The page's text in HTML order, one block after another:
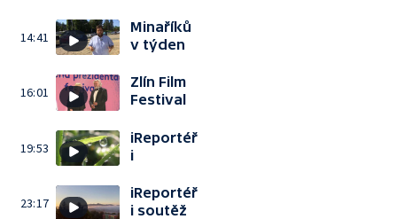
14:41
Minaříků
v týden
16:01
Zlín Film
Festival
19:53
iReportéř
i
23:17
iReportéř
i soutěž